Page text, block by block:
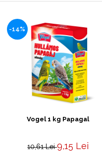
-14%
Vogel 1 kg Papagal
10,61 Lei9,15 Lei